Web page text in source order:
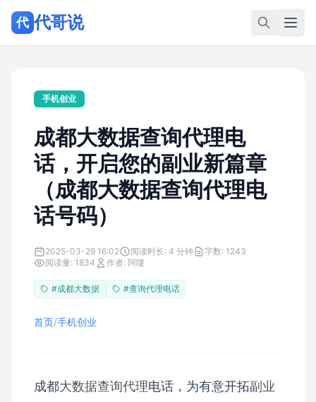
代 代哥说
手机创业
成都大数据查询代理电
话，开启您的副业新篇章
（成都大数据查询代理电
话号码）
2025-03-29 16:02 阅读时长: 4 分钟
字数: 1243
阅读量: 1834
作者: 阿嚏
#成都大数据 #查询代理电话
首页/手机创业
成都大数据查询代理电话，为有意开拓副业